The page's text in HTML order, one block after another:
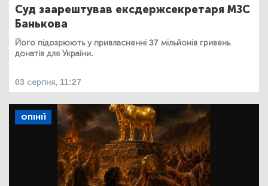
Суд заарештував ексдержсекретаря МЗС
Банькова
Його підозрюють у привласненні 37 мільйонів гривень
донатів для України.
03 серпня, 11:27
ОПІНІЇ